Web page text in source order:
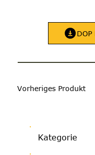
Kategorie
Vorheriges Produkt